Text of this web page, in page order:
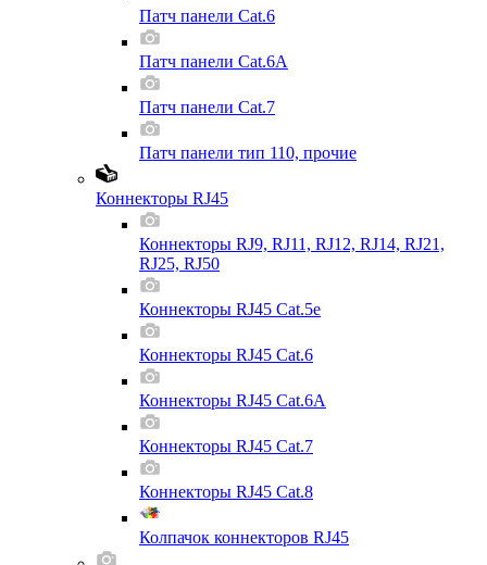
Патч панели Cat.6
Патч панели Cat.6A
Патч панели Cat.7
Патч панели тип 110, прочие
Коннекторы RJ45
Коннекторы RJ9, RJ11, RJ12, RJ14, RJ21,
RJ25, RJ50
Коннекторы RJ45 Cat.5e
Коннекторы RJ45 Cat.6
Коннекторы RJ45 Cat.6A
Коннекторы RJ45 Cat.7
Коннекторы RJ45 Cat.8
Колпачок коннекторов RJ45